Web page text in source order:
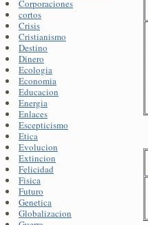
Corporaciones
cortos
Crisis
Cristianismo
Destino
Dinero
Ecologia
Economia
Educacion
Energia
Enlaces
Escepticismo
Etica
Evolucion
Extincion
Felicidad
Fisica
Futuro
Genetica
Globalizacion